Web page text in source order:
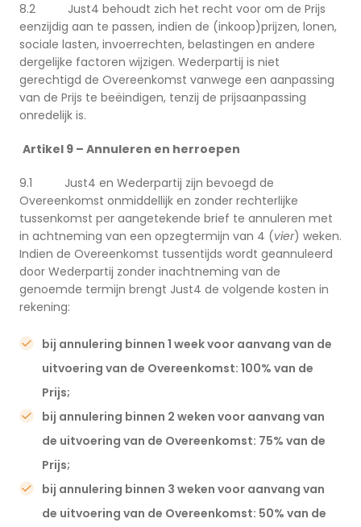
8.2 Just4 behoudt zich het recht voor om de Prijs
eenzijdig aan te passen, indien de (inkoop)prijzen, lonen,
sociale lasten, invoerrechten, belastingen en andere
dergelijke factoren wijzigen. Wederpartij is niet
gerechtigd de Overeenkomst vanwege een aanpassing
van de Prijs te beëindigen, tenzij de prijsaanpassing
onredelijk is.
Artikel 9 – Annuleren en herroepen
9.1 Just4 en Wederpartij zijn bevoegd de
Overeenkomst onmiddellijk en zonder rechterlijke
tussenkomst per aangetekende brief te annuleren met
in achtneming van een opzegtermijn van 4 (vier) weken.
Indien de Overeenkomst tussentijds wordt geannuleerd
door Wederpartij zonder inachtneming van de
genoemde termijn brengt Just4 de volgende kosten in
rekening:
bij annulering binnen 1 weekvoor aanvang van de
uitvoering van de Overeenkomst: 100% van de
Prijs;
bij annulering binnen 2 weken voor aanvang van
de uitvoering van de Overeenkomst: 75% van de
Prijs;
bij annulering binnen 3 weken voor aanvang van
de uitvoering van de Overeenkomst: 50% van de